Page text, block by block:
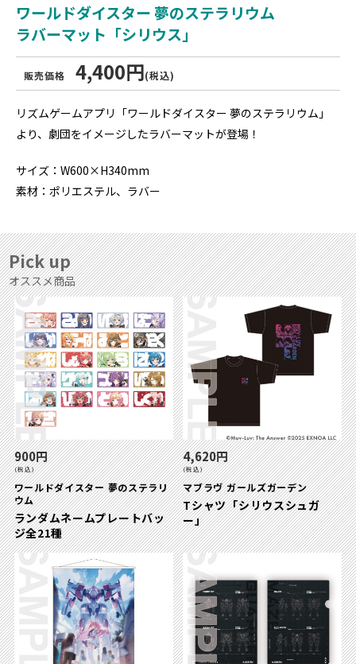
ワールドダイスター 夢のステラリウム
ラバーマット「シリウス」
販売価格 4,400円(税込)
リズムゲームアプリ「ワールドダイスター 夢のステラリウム」
より、劇団をイメージしたラバーマットが登場！
サイズ：W600×H340mm
素材：ポリエステル、ラバー
Pick up
オススメ商品
900円
(税込)
ワールドダイスター 夢のステラリ
ウム
ランダムネームプレートバッ
ジ全21種
4,620円
(税込)
マブラヴ ガールズガーデン
Tシャツ「シリウスシュガ
ー」